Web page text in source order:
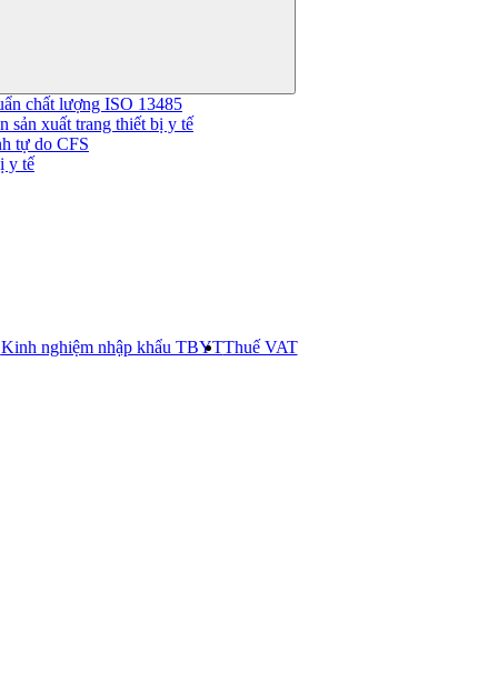
chất lượng ISO 13485
sản xuất trang thiết bị y tế
tự do CFS
y tế
Kinh nghiệm nhập khẩu TBYTThuế VAT